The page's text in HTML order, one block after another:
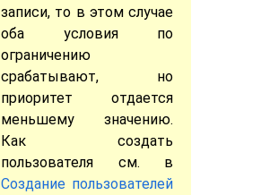
записи, то в этом случае
оба условия по
ограничению
срабатывают, но
приоритет отдается
меньшему значению.
Как создать
пользователя см. в
Создание пользователей